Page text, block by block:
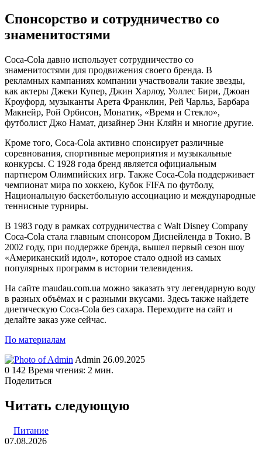
Спонсорство и сотрудничество со
знаменитостями
Coca-Cola давно использует сотрудничество со
знаменитостями для продвижения своего бренда. В
рекламных кампаниях компании участвовали такие звезды,
как актеры Джеки Купер, Джин Харлоу, Уоллес Бири, Джоан
Кроуфорд, музыканты Арета Франклин, Рей Чарльз, Барбара
Макнейр, Рой Орбисон, Монатик, «Время и Стекло»,
футболист Джо Намат, дизайнер Энн Кляйн и многие другие.
Кроме того, Coca-Cola активно спонсирует различные
соревнования, спортивные мероприятия и музыкальные
конкурсы. С 1928 года бренд является официальным
партнером Олимпийских игр. Также Coca-Cola поддерживает
чемпионат мира по хоккею, Кубок FIFA по футболу,
Национальную баскетбольную ассоциацию и международные
теннисные турниры.
В 1983 году в рамках сотрудничества с Walt Disney Company
Coca-Cola стала главным спонсором Диснейленда в Токио. В
2002 году, при поддержке бренда, вышел первый сезон шоу
«Американский идол», которое стало одной из самых
популярных программ в истории телевидения.
На сайте maudau.com.ua можно заказать эту легендарную воду
в разных объёмах и с разными вкусами. Здесь также найдете
диетическую Coca-Cola без сахара. Переходите на сайт и
делайте заказ уже сейчас.
По материалам
Admin Send
an
26.09.2025
0 142 Время чтения: 2 мин.
Поделиться
через
электронную
Читать следующую
Питание
07.08.2026